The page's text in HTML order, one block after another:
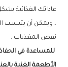
عاداتك الغذائية
، ويمكن أن يتسبب
نقص المغذيات .
للمساعدة في
الأطعمة الغنية